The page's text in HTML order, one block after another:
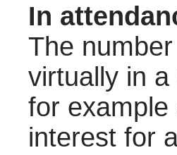
In
The
virtually in
for
interest for